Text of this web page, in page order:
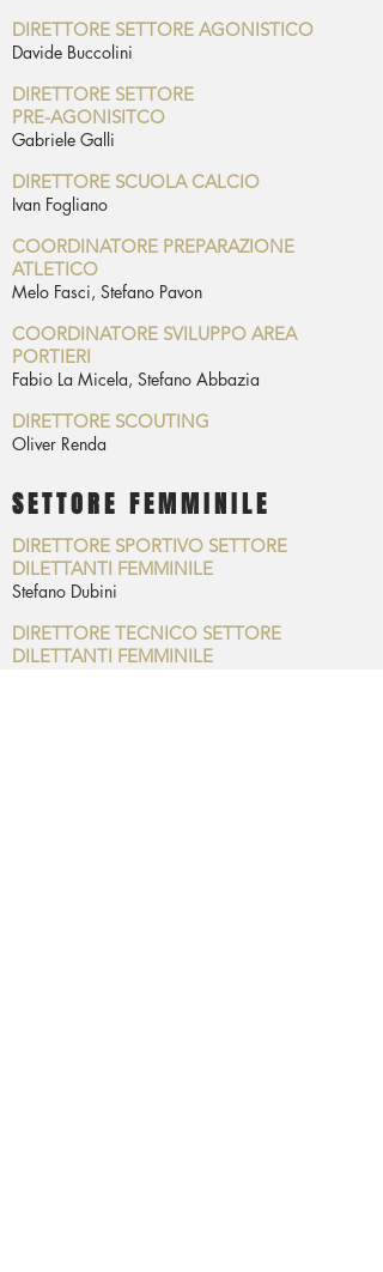
DIRETTORE SETTORE AGONISTICO
Davide Buccolini
DIRETTORE SETTORE
PRE-AGONISITCO
Gabriele Galli
DIRETTORE SCUOLA CALCIO
Ivan Fogliano
COORDINATORE PREPARAZIONE
ATLETICO
Melo Fasci, Stefano Pavon
COORDINATORE SVILUPPO AREA
PORTIERI
Fabio La Micela, Stefano Abbazia
DIRETTORE SCOUTING
Oliver Renda
SETTORE FEMMINILE
DIRETTORE SPORTIVO SETTORE
DILETTANTI FEMMINILE
Stefano Dubini
DIRETTORE TECNICO SETTORE
DILETTANTI FEMMINILE